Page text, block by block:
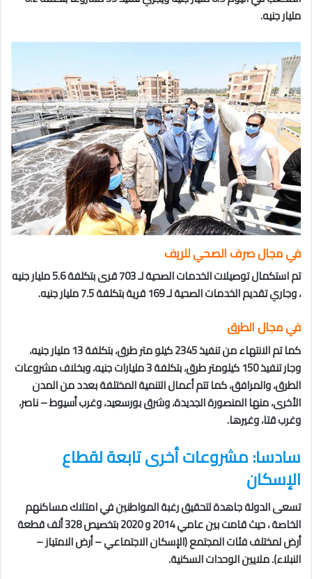
مليار جنيه.
في مجالصرف الصحيللريف
تم استكمال توصيلات الخدمات الصحية لـ 703 قرى بتكلفة 5.6 مليار جنيه
، وجاري تقديم الخدمات الصحية لـ 169 قرية بتكلفة 7.5 مليار جنيه.
في مجالالطرق
كما تم الانتهاء من تنفيذ 2345 کیلو متر طرق، بتكلفة 13 مليار جنيه،
وجار تنفيذ 150 کیلومتر طرق، بتكلفة 3 مليارات جنيه، وبخلاف مشروعات
الطرق، والمرافق، كما تتم أعمال التنمية المختلفة بعدد من المدن
الأخرى، منها المنصورة الجديدة، وشرق بورسعيد، وغرب أسيوط – ناصر،
وغرب قتا، وغيرها.
سادسا: مشروعات أخرى تابعة لقطاع
الإسكان
تسعى الدولة جاهدة لتحقيق رغبة المواطنين في امتلاك مساكنهم
الخاصة ، حيث قامت بين عامي 2014 و 2020 بتخصيص 328 ألف قطعة
أرض لمختلف فئات المجتمع (الإسكان الاجتماعي – أرض الامتياز –
النبلاء). ملايين الوحدات السكنية.